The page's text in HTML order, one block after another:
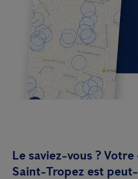
Le saviez-vous ?
Saint-Tropez est